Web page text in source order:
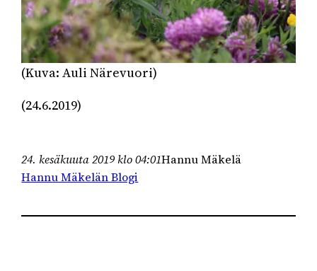
(Kuva: Auli Närevuori)
(24.6.2019)
24. kesäkuuta 2019 klo 04:01Hannu Mäkelä
Hannu Mäkelän Blogi